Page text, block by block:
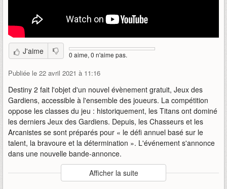
J'aime 0 aime, 0 n'aime pas.
Publiée le 22 avril 2021 à 11:16
Destiny 2 fait l'objet d'un nouvel évènement gratuit, Jeux des
Gardiens, accessible à l'ensemble des joueurs. La compétition
oppose les classes du jeu : historiquement, les Titans ont dominé
les derniers Jeux des Gardiens. Depuis, les Chasseurs et les
Arcanistes se sont préparés pour « le défi annuel basé sur le
talent, la bravoure et la détermination ». L'événement s'annonce
dans une nouvelle bande-annonce.
Auteur
: HoneyBadger
Afficher la suite